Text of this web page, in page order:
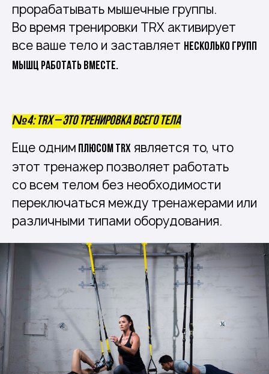
прорабатывать мышечные группы.
Во время тренировки TRX активирует
все ваше тело и заставляет несколько групп
мышц работать вместе.
№4: TRX – это тренировка всего тела
Еще одним плюсом TRX является то, что
этот тренажер позволяет работать
со всем телом без необходимости
переключаться между тренажерами или
различными типами оборудования.